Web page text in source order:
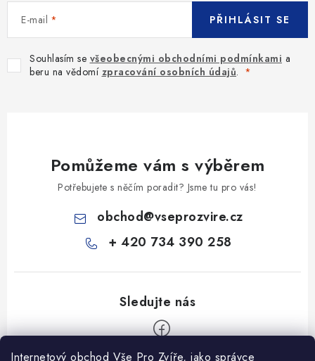
Internetový obchod Vše Pro Zvíře, jako správce
E-mail
Souhlasím se všeobecnými obchodními podmínkami a
beru na vědomí zpracování osobních údajů.
PŘIHLÁSIT SE
Pomůžeme vám s výběrem
Potřebujete s něčím poradit? Jsme tu pro vás!
obchod@vseprozvire.cz
+ 420 734 390 258